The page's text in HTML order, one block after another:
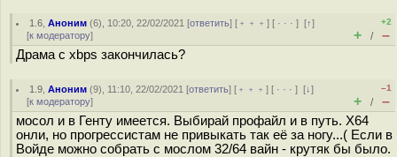
1.6 ,Аноним (6), 10:20, 22/02/2021 [ответить] [ ﹢﹢﹢] [ · · ·][↑]
[к модератору]
+2
+ / –
Драма с xbps закончилась?
1.9 ,Аноним (9), 11:10, 22/02/2021 [ответить] [ ﹢﹢﹢] [ · · ·][↓]
[к модератору]
–1
+ / –
мосол и в Генту имеется. Выбирай профайл и в путь. X64
онли, но прогрессистам не привыкать так её за ногу...( Если в
Войде можно собрать с мослом 32/64 вайн - крутяк бы было.